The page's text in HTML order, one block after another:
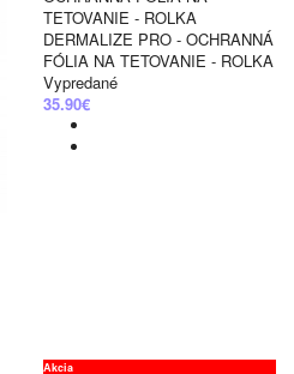
DERMALIZE PRO - OCHRANNÁ
FÓLIA NA TETOVANIE - ROLKA
Vypredané
35.90€
Akcia